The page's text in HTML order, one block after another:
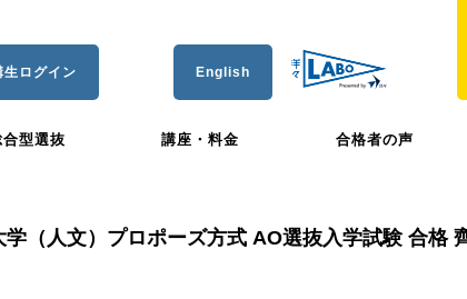
生ログイン English
型選抜 講座・料金 合格者の声
学（人文）プロポーズ方式 AO選抜入学試験 合格